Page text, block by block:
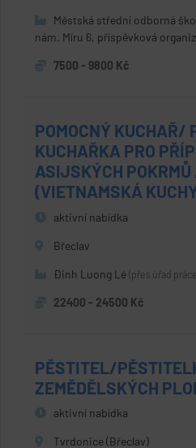
Městská střední odborná
nám. Míru 6, příspěvková
7500 - 9800 Kč
POMOCNÝ KUCHAŘ/
KUCHAŘKA PRO
ASIJSKÝCH
(VIETNAMSKÁ
aktivní nabídka
Břeclav
Đinh Luong Lé (přes úřad
22400 - 24500 Kč
PĚSTITEL/
ZEMĚDĚLSKÝCH
aktivní nabídka
Tvrdonice (Břeclav)